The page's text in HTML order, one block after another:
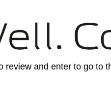
and enter to go to